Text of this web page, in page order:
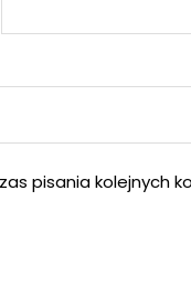
pisania kolejnych